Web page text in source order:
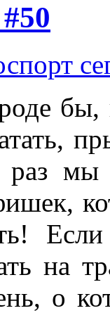
бы,
раз мы
на
о